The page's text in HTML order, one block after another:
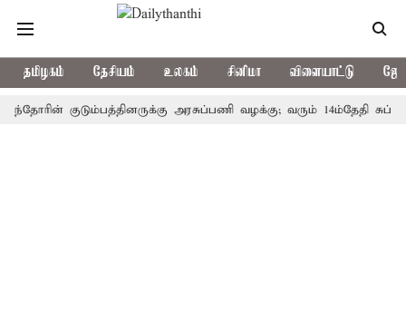
தமிழகம் தேசியம் உலகம் சினிமா விளையாட்டு
குடும்பத்தினருக்கு அரசுப்பணி வழக்கு; வரும் 14ம்தேதி